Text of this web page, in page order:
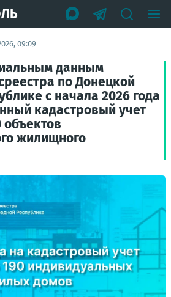
09:09
данным
по Донецкой
с начала 2026 года
кадастровый учет
объектов
жилищного